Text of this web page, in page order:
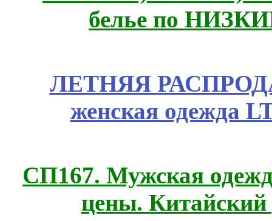
белье по
ЛЕТНЯЯ
женская одежда
СП167. Мужская
цены.